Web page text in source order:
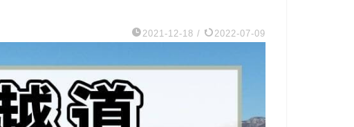
2021-12-18 / 2022-07-09